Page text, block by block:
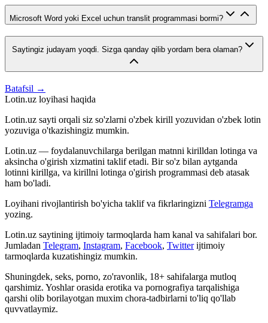
Microsoft Word yoki Excel uchun translit programmasi bormi?
Saytingiz judayam yoqdi. Sizga qanday qilib yordam bera olaman?
Batafsil →
Lotin.uz loyihasi haqida
Lotin.uz sayti orqali siz so'zlarni o'zbek kirill yozuvidan o'zbek lotin
yozuviga o'tkazishingiz mumkin.
Lotin.uz — foydalanuvchilarga berilgan matnni kirilldan lotinga va
aksincha o'girish xizmatini taklif etadi. Bir so'z bilan aytganda
lotinni kirillga, va kirillni lotinga o'girish programmasi deb atasak
ham bo'ladi.
Loyihani rivojlantirish bo'yicha taklif va fikrlaringizni Telegramga
yozing.
Lotin.uz saytining ijtimoiy tarmoqlarda ham kanal va sahifalari bor.
Jumladan Telegram, Instagram, Facebook, Twitter ijtimoiy
tarmoqlarda kuzatishingiz mumkin.
Shuningdek, seks, porno, zo'ravonlik, 18+ sahifalarga mutloq
qarshimiz. Yoshlar orasida erotika va pornografiya tarqalishiga
qarshi olib borilayotgan muxim chora-tadbirlarni to'liq qo'llab
quvvatlaymiz.